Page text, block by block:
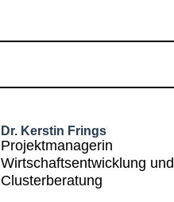
Dr. Kerstin Frings
Projektmanagerin
Wirtschaftsentwicklung und
Clusterberatung